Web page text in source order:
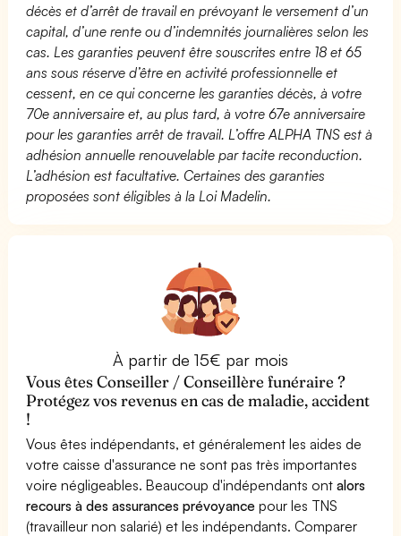
décès et d’arrêt de travail en prévoyant le versement d’un
capital, d’une rente ou d’indemnités journalières selon les
cas. Les garanties peuvent être souscrites entre 18 et 65
ans sous réserve d’être en activité professionnelle et
cessent, en ce qui concerne les garanties décès, à votre
70e anniversaire et, au plus tard, à votre 67e anniversaire
pour les garanties arrêt de travail. L’offre ALPHA TNS est à
adhésion annuelle renouvelable par tacite reconduction.
L’adhésion est facultative. Certaines des garanties
proposées sont éligibles à la Loi Madelin.
À partir de 15€ par mois
Vous êtes Conseiller / Conseillère funéraire ?
Protégez vos revenus en cas de maladie, accident
!
Vous êtes indépendants, et généralement les aides de
votre caisse d'assurance ne sont pas très importantes
voire négligeables. Beaucoup d'indépendants ontalors
recours à des assurances prévoyance pour les TNS
(travailleur non salarié) et les indépendants. Comparer